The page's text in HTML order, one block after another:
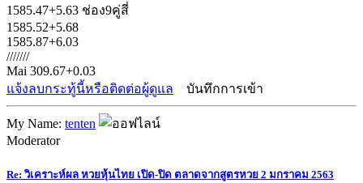
1585.47+5.63 ช่อง9คู่สี่
1585.52+5.68
1585.87+6.03
///////
Mai 309.67+0.03
แจ้งลบกระทู้นี้หรือติดต่อผู้ดูแล
บันทึกการเข้า
My Name: tenten
Moderator
Re: วิเคราะห์ผล หวยหุ้นไทย เปิด-ปิด ตลาดจากสูตรหวย 2 มกราคม 2563